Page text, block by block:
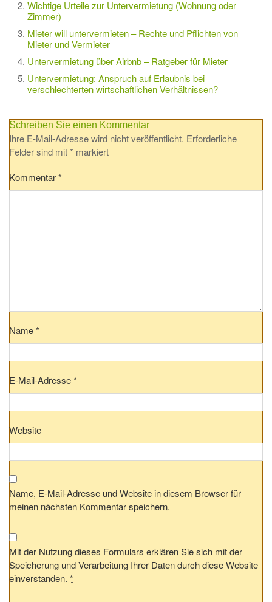
Wichtige Urteile zur Untervermietung (Wohnung oder
Zimmer)
Mieter will untervermieten – Rechte und Pflichten von
Mieter und Vermieter
Untervermietung über Airbnb – Ratgeber für Mieter
Untervermietung: Anspruch auf Erlaubnis bei
verschlechterten wirtschaftlichen Verhältnissen?
Schreiben Sie einen Kommentar
Ihre E-Mail-Adresse wird nicht veröffentlicht. Erforderliche
Felder sind mit* markiert
Kommentar*
Name*
E-Mail-Adresse*
Website
Name, E-Mail-Adresse und Website in diesem Browser für
meinen nächsten Kommentar speichern.
Mit der Nutzung dieses Formulars erklären Sie sich mit der
Speicherung und Verarbeitung Ihrer Daten durch diese Website
einverstanden. *